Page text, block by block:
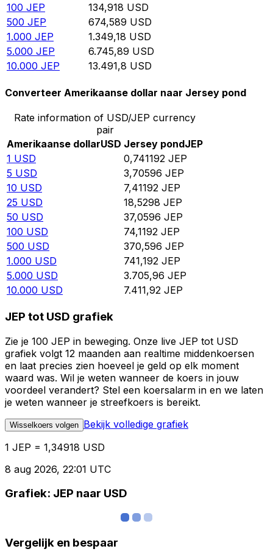
100 JEP 134,918 USD
500 JEP 674,589 USD
1.000 JEP 1.349,18 USD
5.000 JEP 6.745,89 USD
10.000 JEP 13.491,8 USD
Converteer Amerikaanse dollar naar Jersey pond
Rate information of USD/JEP currency
pair
Amerikaanse dollarUSD Jersey pondJEP
1 USD 0,741192 JEP
5 USD 3,70596 JEP
10 USD 7,41192 JEP
25 USD 18,5298 JEP
50 USD 37,0596 JEP
100 USD 74,1192 JEP
500 USD 370,596 JEP
1.000 USD 741,192 JEP
5.000 USD 3.705,96 JEP
10.000 USD 7.411,92 JEP
JEP tot USD grafiek
Zie je 100 JEP in beweging. Onze live JEP tot USD
grafiek volgt 12 maanden aan realtime middenkoersen
en laat precies zien hoeveel je geld op elk moment
waard was. Wil je weten wanneer de koers in jouw
voordeel verandert? Stel een koersalarm in en we laten
je weten wanneer je streefkoers is bereikt.
Wisselkoers volgen Bekijk volledige grafiek
1 JEP = 1,34918 USD
8 aug 2026, 22:01 UTC
Grafiek: JEP naar USD
Vergelijk en bespaar